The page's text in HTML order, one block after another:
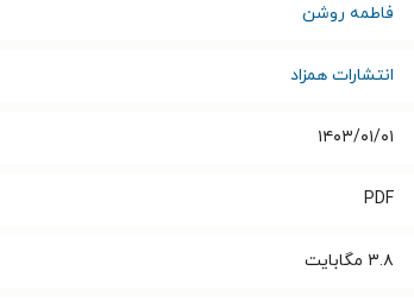
فاطمه روشن
انتشارات همزاد
۱۴۰۳/۰۱/۰۱
PDF
۳.۸ مگابایت